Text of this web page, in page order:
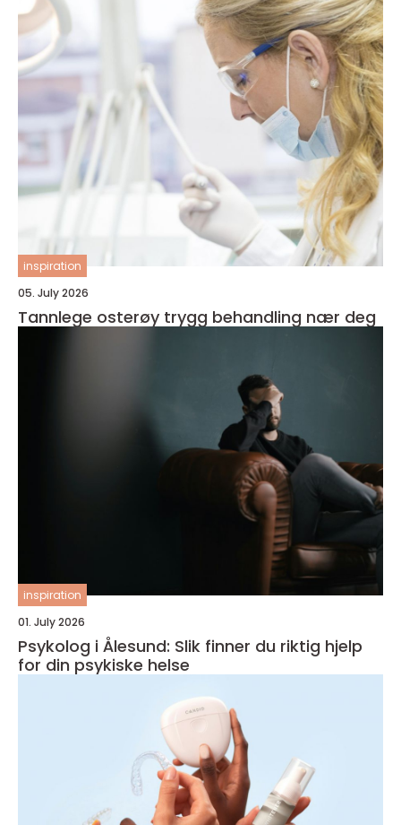
inspiration
05. July 2026
Tannlege osterøy trygg behandling nær deg
inspiration
01. July 2026
Psykolog i Ålesund: Slik finner du riktig hjelp
for din psykiske helse